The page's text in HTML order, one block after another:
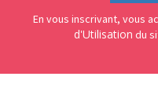
En vous inscrivant, vous
d'Utilisation du